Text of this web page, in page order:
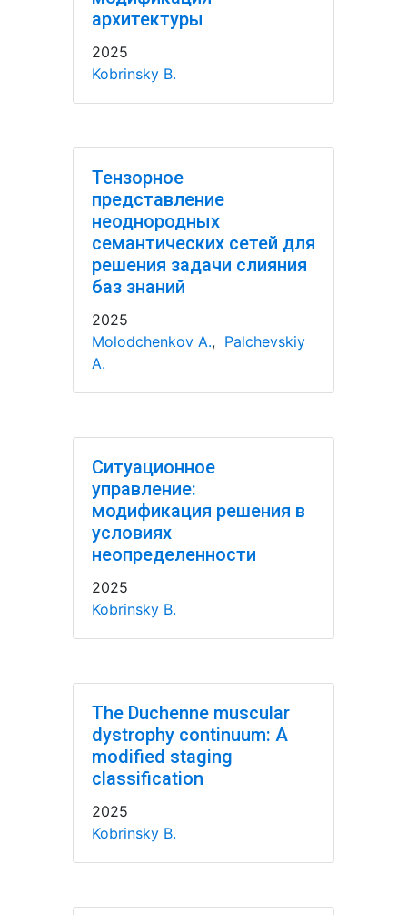
архитектуры
2025
Kobrinsky B.
Тензорное
представление
неоднородных
семантических сетей для
решения задачи слияния
баз знаний
2025
Molodchenkov A., Palchevskiy
A.
Ситуационное
управление:
модификация решения в
условиях
неопределенности
2025
Kobrinsky B.
The Duchenne muscular
dystrophy continuum: A
modified staging
classification
2025
Kobrinsky B.